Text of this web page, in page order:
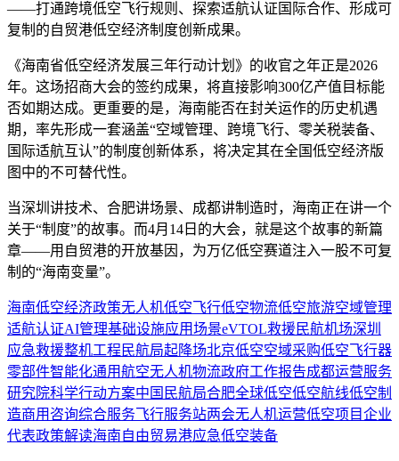
——打通跨境低空飞行规则、探索适航认证国际合作、形成可
复制的自贸港低空经济制度创新成果。
《海南省低空经济发展三年行动计划》的收官之年正是2026
年。这场招商大会的签约成果，将直接影响300亿产值目标能
否如期达成。更重要的是，海南能否在封关运作的历史机遇
期，率先形成一套涵盖“空域管理、跨境飞行、零关税装备、
国际适航互认”的制度创新体系，将决定其在全国低空经济版
图中的不可替代性。
当深圳讲技术、合肥讲场景、成都讲制造时，海南正在讲一个
关于“制度”的故事。而4月14日的大会，就是这个故事的新篇
章——用自贸港的开放基因，为万亿低空赛道注入一股不可复
制的“海南变量”。
海南低空经济政策无人机低空飞行低空物流低空旅游空域管理
适航认证AI管理基础设施应用场景eVTOL救援民航机场深圳
应急救援整机工程 民航局起降场北京低空空域采购低空飞行器
零部件智能化通用航空无人机物流政府工作报告成都运营服务
研究院科学行动方案中国民航局合肥全球低空低空航线低空制
造商用 咨询综合服务飞行服务站两会无人机运营低空项目企业
代表政策解读海南自由贸易港应急低空装备